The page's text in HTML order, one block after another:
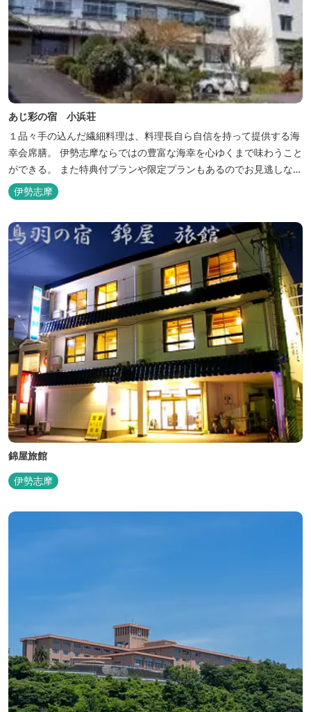
あじ彩の宿 小浜荘
１品々手の込んだ繊細料理は、料理長自ら自信を持って提供する海
幸会席膳。 伊勢志摩ならではの豊富な海幸を心ゆくまで味わうこと
ができる。 また特典付プランや限定プランもあるのでお見逃しな
く。
伊勢志摩
錦屋旅館
伊勢志摩